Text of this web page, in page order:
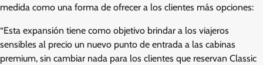
medida como una forma de ofrecer a los clientes más opciones:
“Esta expansión tiene como objetivo brindar a los viajeros
sensibles al precio un nuevo punto de entrada a las cabinas
premium, sin cambiar nada para los clientes que reservan Classic